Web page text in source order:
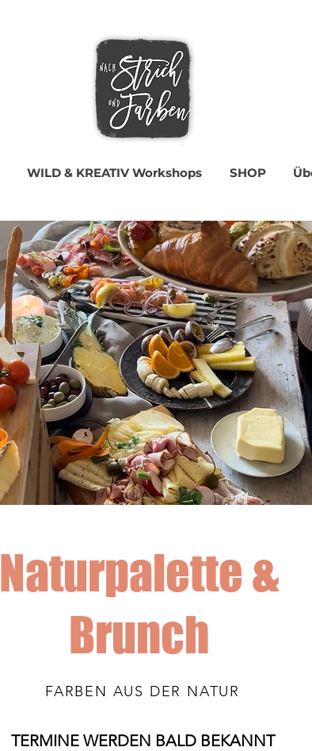
WILD & KREATIV Workshops SHOP
Naturpalette &
Brunch
FARBEN AUS DER NATUR
TERMINE WERDEN BALD BEKANNT